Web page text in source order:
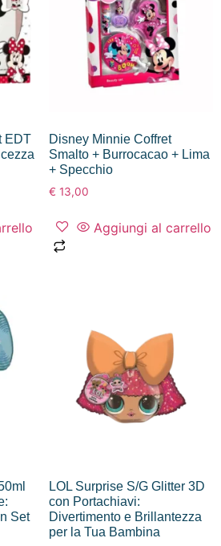
EDT
Disney Minnie Coffret
Smalto + Burrocacao + Lima
+ Specchio
€ 13,00
Aggiungi al carrello
Set
LOL Surprise S/G Glitter 3D
con Portachiavi:
Divertimento e Brillantezza
per la Tua Bambina